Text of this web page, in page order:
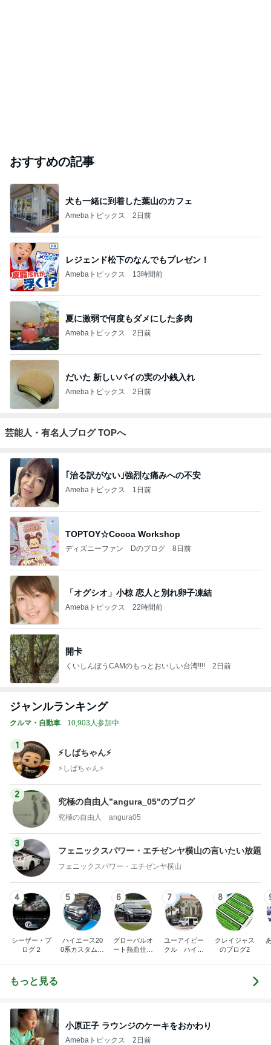
おすすめの記事
犬も一緒に到着した葉山のカフェ
Amebaトピックス 2日前
レジェンド松下のなんでもプレゼン！
Amebaトピックス 13時間前
夏に激弱で何度もダメにした多肉
Amebaトピックス 2日前
だいた 新しいパイの実の小銭入れ
Amebaトピックス 2日前
芸能人・有名人ブログ TOPへ
｢治る訳がない｣強烈な痛みへの不安
Amebaトピックス 1日前
TOPTOY☆Cocoa Workshop
ディズニーファン Dのブログ 8日前
「オグシオ」小椋 恋人と別れ卵子凍結
Amebaトピックス 22時間前
開卡
くいしんぼうCAMのもっとおいしい台湾!!!! 2日前
ジャンルランキング
クルマ・自動車 10,903人参加中
1
⚡️しばちゃん⚡
⚡️しばちゃん⚡️
2
究極の自由人”angura_05"のブログ
究極の自由人 angura05
3
フェニックスパワー・エチゼンヤ横山の言いたい放題
フェニックスパワー・エチゼンヤ横山
4
シーザー・ブ
ログ２
5
ハイエース20
0系カスタム車
6
グローバルオ
ート熱血仕入
7
ユーアイビー
クル ハイエ
8
クレイジャス
のブログ2
もっと見る
小原正子 ラウンジのケーキをおかわり
Amebaトピックス 2日前